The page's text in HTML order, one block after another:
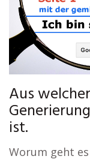
Aus
ist.
Worum geht